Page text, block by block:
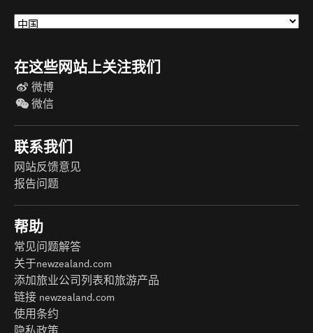
在这些网站上关注我们
微博
微信
联系我们
网站反馈意见
报告问题
帮助
常见问题解答
关于newzealand.com
添加旅业公司列表和旅游产品
链接 newzealand.com
使用条约